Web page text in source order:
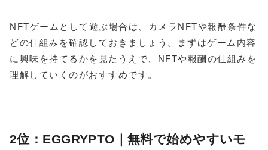
NFTゲームとして遊ぶ場合は、カメラNFTや報酬条件な
どの仕組みを確認しておきましょう。まずはゲーム内容
に興味を持てるかを見たうえで、NFTや報酬の仕組みを
理解していくのがおすすめです。
2位：EGGRYPTO｜無料で始めやすいモ